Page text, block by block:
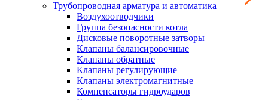
Трубопроводная арматура и автоматика
Воздухоотводчики
Группа безопасности котла
Дисковые поворотные затворы
Клапаны балансировочные
Клапаны обратные
Клапаны регулирующие
Клапаны электромагнитные
Компенсаторы гидроударов